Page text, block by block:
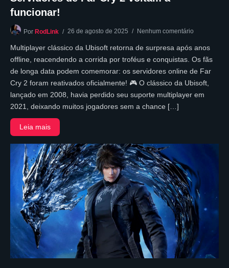
funcionar!
Por RodLink 26 de agosto de 2025 Nenhum comentário
Multiplayer clássico da Ubisoft retorna de surpresa após anos
offline, reacendendo a corrida por troféus e conquistas. Os fãs
de longa data podem comemorar: os servidores online de Far
Cry 2 foram reativados oficialmente! 🎮 O clássico da Ubisoft,
lançado em 2008, havia perdido seu suporte multiplayer em
2021, deixando muitos jogadores sem a chance […]
Leia mais